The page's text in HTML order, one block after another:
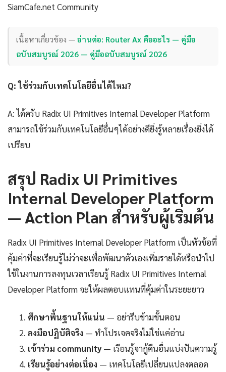
SiamCafe.net Community
เนื้อหาเกี่ยวข้อง —อ่านต่อ: Router Ax คืออะไร — คู่มือ
ฉบับสมบูรณ์ 2026 — คู่มือฉบับสมบูรณ์ 2026
Q: ใช้ร่วมกับเทคโนโลยีอื่นได้ไหม?
A: ได้ครับ Radix UI Primitives Internal Developer Platform
สามารถใช้ร่วมกับเทคโนโลยีอื่นๆได้อย่างดียิ่งรู้หลายเรื่องยิ่งได้
เปรียบ
สรุป Radix UI Primitives
Internal Developer Platform
— Action Plan สำหรับผู้เริ่มต้น
Radix UI Primitives Internal Developer Platform เป็นหัวข้อที่
คุ้มค่าที่จะเรียนรู้ไม่ว่าจะเพื่อพัฒนาตัวเองเพิ่มรายได้หรือนำไป
ใช้ในงานการลงทุนเวลาเรียนรู้ Radix UI Primitives Internal
Developer Platform จะให้ผลตอบแทนที่คุ้มค่าในระยะยาว
ศึกษาพื้นฐานให้แน่น — อย่ารีบข้ามขั้นตอน
ลงมือปฏิบัติจริง — ทำโปรเจคจริงไม่ใช่แค่อ่าน
เข้าร่วม community — เรียนรู้จากู้คืนอื่นแบ่งปันความรู้
เรียนรู้อย่างต่อเนื่อง — เทคโนโลยีเปลี่ยนแปลงตลอด